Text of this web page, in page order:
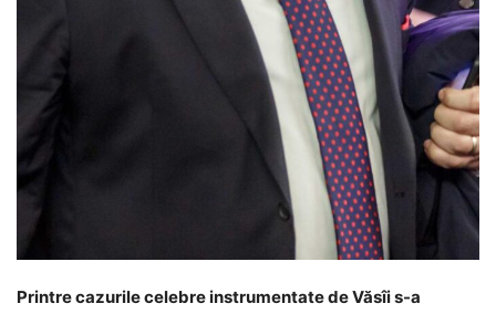
Printre cazurile celebre instrumentate de Văsîi s-a